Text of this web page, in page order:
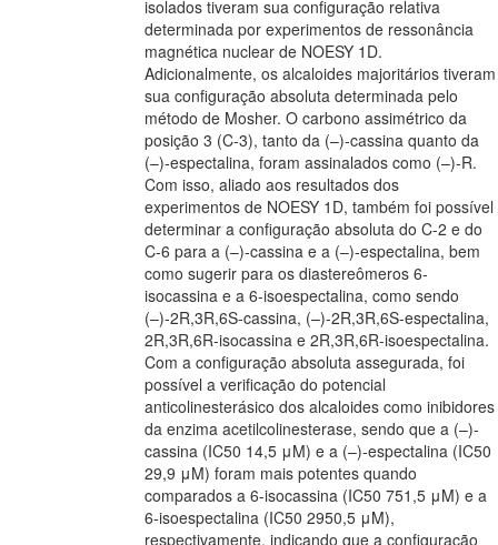
isolados tiveram sua configuração relativa
determinada por experimentos de ressonância
magnética nuclear de NOESY 1D.
Adicionalmente, os alcaloides majoritários tiveram
sua configuração absoluta determinada pelo
método de Mosher. O carbono assimétrico da
posição 3 (C-3), tanto da (–)-cassina quanto da
(–)-espectalina, foram assinalados como (–)-R.
Com isso, aliado aos resultados dos
experimentos de NOESY 1D, também foi possível
determinar a configuração absoluta do C-2 e do
C-6 para a (–)-cassina e a (–)-espectalina, bem
como sugerir para os diastereômeros 6-
isocassina e a 6-isoespectalina, como sendo
(–)-2R,3R,6S-cassina, (–)-2R,3R,6S-espectalina,
2R,3R,6R-isocassina e 2R,3R,6R-isoespectalina.
Com a configuração absoluta assegurada, foi
possível a verificação do potencial
anticolinesterásico dos alcaloides como inibidores
da enzima acetilcolinesterase, sendo que a (–)-
cassina (IC50 14,5 μM) e a (–)-espectalina (IC50
29,9 μM) foram mais potentes quando
comparados a 6-isocassina (IC50 751,5 μM) e a
6-isoespectalina (IC50 2950,5 μM),
respectivamente, indicando que a configuração